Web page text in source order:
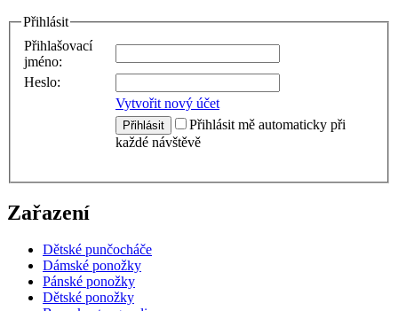
Přihlásit
Přihlašovací
jméno:
Heslo:
Vytvořit nový účet
Přihlásit
Přihlásit mě automaticky při
každé návštěvě
Zařazení
Dětské punčocháče
Dámské ponožky
Pánské ponožky
Dětské ponožky